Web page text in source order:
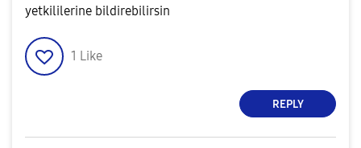
yetkililerine bildirebilirsin
1 Like
REPLY